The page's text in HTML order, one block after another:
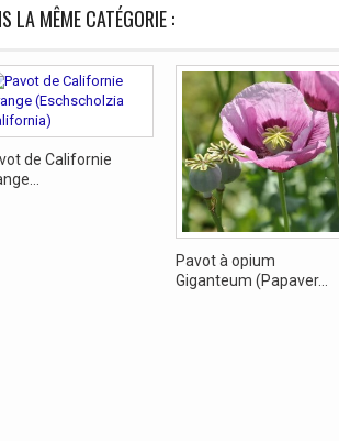
LA MÊME CATÉGORIE :
de Californie
Pavot à opium
Giganteum (Papaver...